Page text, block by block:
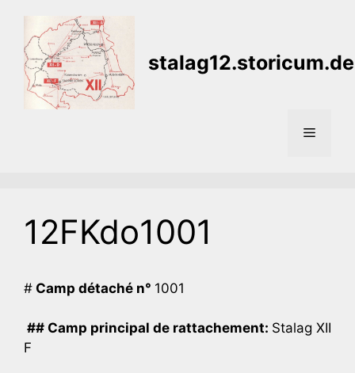
contenu
stalag12.storicum.de
Menu
12FKdo1001
# Camp détaché n° 1001
## Camp principal de rattachement: Stalag XII
F